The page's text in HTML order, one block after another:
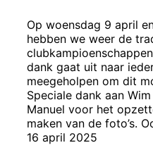
Op woensdag 9 april
hebben we weer de
dank gaat uit naar
meegeholpen om dit
Speciale dank aan
Manuel voor het
maken van de foto’s.
16 april 2025